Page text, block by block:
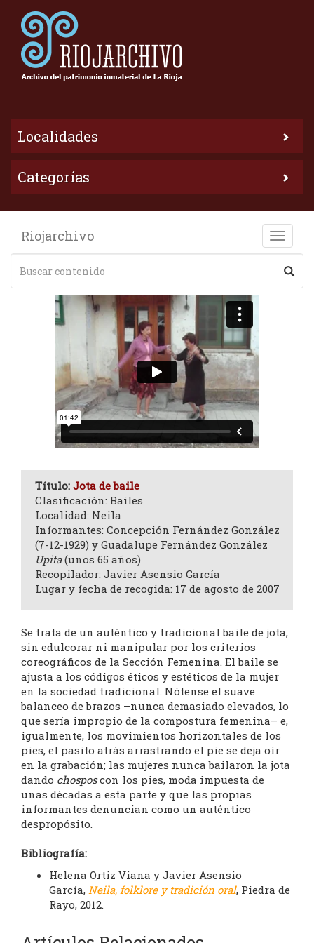
Localidades
Categorías
Toggle
Riojarchivo
Título: Jota de baile
Clasificación: Bailes
Localidad: Neila
Informantes: Concepción Fernández González
(7-12-1929) y Guadalupe Fernández González
Upita(unos 65 años)
Recopilador: Javier Asensio García
Lugar y fecha de recogida: 17 de agosto de 2007
Se trata de un auténtico y tradicional baile de jota,
sin edulcorar ni manipular por los criterios
coreográficos de la Sección Femenina. El baile se
ajusta a los códigos éticos y estéticos de la mujer
en la sociedad tradicional. Nótense el suave
balanceo de brazos –nunca demasiado elevados, lo
que sería impropio de la compostura femenina– e,
igualmente, los movimientos horizontales de los
pies, el pasito atrás arrastrando el pie se deja oír
en la grabación; las mujeres nunca bailaron la jota
dando chosposcon los pies, moda impuesta de
unas décadas a esta parte y que las propias
informantes denuncian como un auténtico
despropósito.
Bibliografía:
Helena Ortiz Viana y Javier Asensio
García, Neila, folklore y tradición oral, Piedra de
Rayo, 2012.